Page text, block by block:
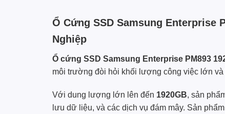
Ổ Cứng SSD Samsung Enterprise
Nghiệp
Ổ cứng SSD Samsung Enterprise PM893
môi trường đòi hỏi khối lượng công việc lớn
Với dung lượng lớn lên đến 1920GB, sản
lưu dữ liệu, và các dịch vụ đám mây. Sản